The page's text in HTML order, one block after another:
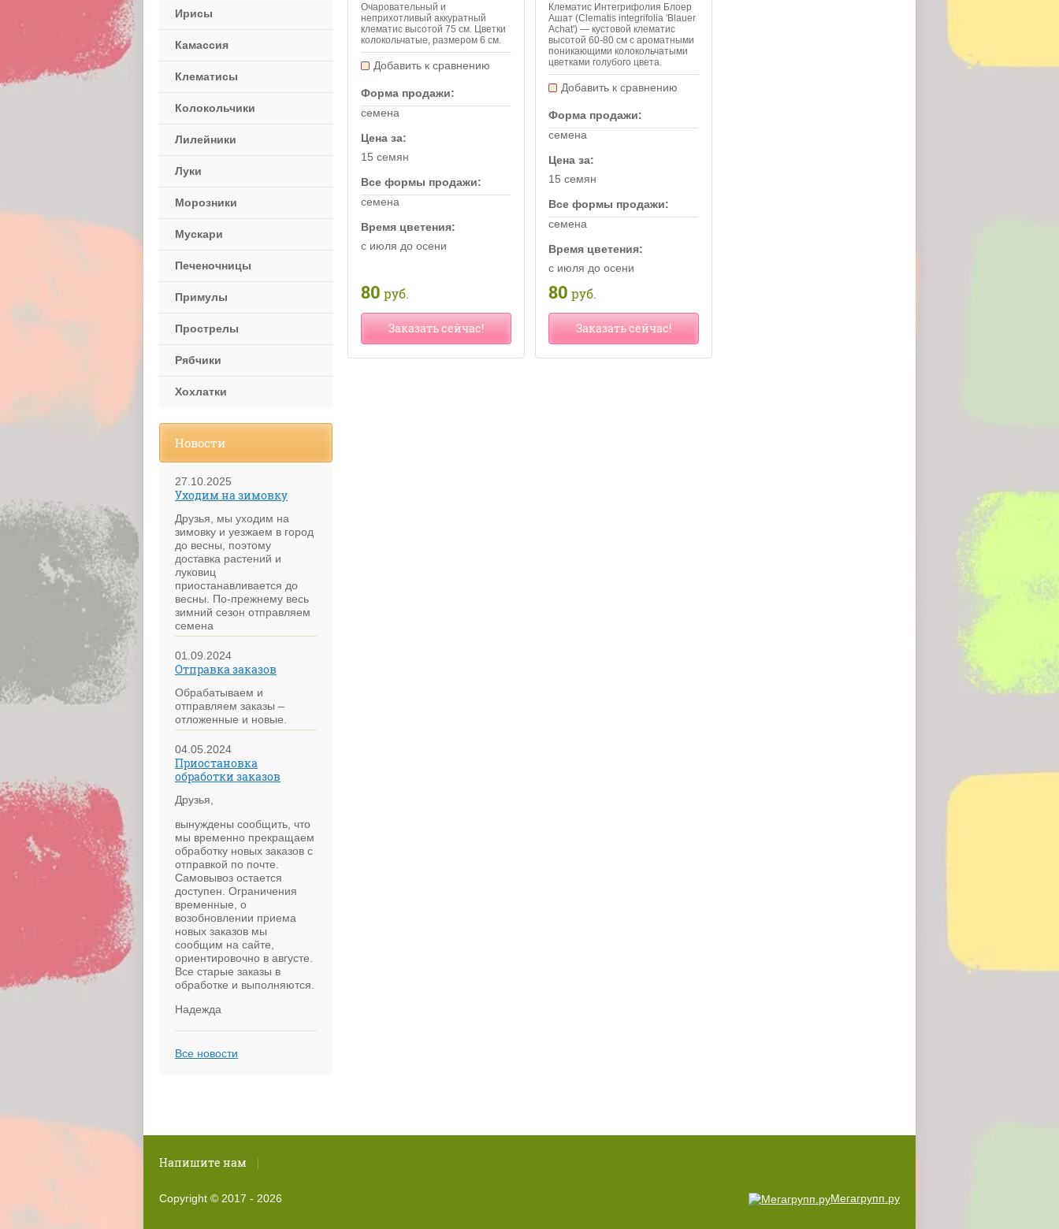
Очаровательный и
неприхотливый аккуратный
клематис высотой 75 см. Цветки
колокольчатые, размером 6 см.
Добавить к сравнению
Форма продажи:
семена
Цена за:
15 семян
Все формы продажи:
семена
Время цветения:
с июля до осени
80 руб.
Заказать сейчас!
Клематис Интегрифолия Блоер
Ашат (Clematis integrifolia 'Blauer
Achat') — кустовой клематис
высотой 60-80 см с ароматными
поникающими колокольчатыми
цветками голубого цвета.
Добавить к сравнению
Форма продажи:
семена
Цена за:
15 семян
Все формы продажи:
семена
Время цветения:
с июля до осени
80 руб.
Заказать сейчас!
Ирисы
Камассия
Клематисы
Колокольчики
Лилейники
Луки
Морозники
Мускари
Печеночницы
Примулы
Прострелы
Рябчики
Хохлатки
Новости
27.10.2025
Уходим на зимовку
Друзья, мы уходим на
зимовку и уезжаем в город
до весны, поэтому
доставка растений и
луковиц
приостанавливается до
весны. По-прежнему весь
зимний сезон отправляем
семена
01.09.2024
Отправка заказов
Обрабатываем и
отправляем заказы –
отложенные и новые.
04.05.2024
Приостановка
обработки заказов
Друзья,
вынуждены сообщить, что
мы временно прекращаем
обработку новых заказов с
отправкой по почте.
Самовывоз остается
доступен. Ограничения
временные, о
возобновлении приема
новых заказов мы
сообщим на сайте,
ориентировочно в августе.
Все старые заказы в
обработке и выполняются.
Надежда
Все новости
Напишите нам
Copyright © 2017 - 2026 Мегагрупп.ру